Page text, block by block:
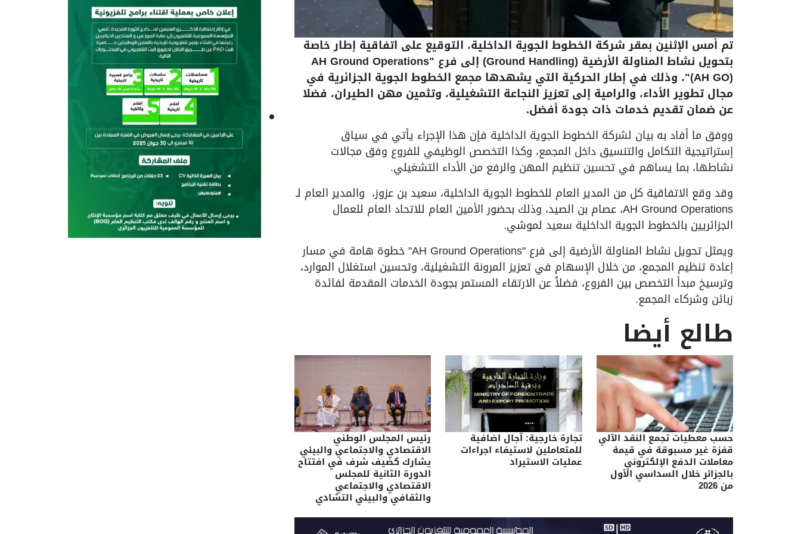
تم أمس الإثنين بمقر شركة الخطوط الجوية الداخلية، التوقيع على اتفاقية إطار خاصة
بتحويل نشاط المناولة الأرضية (Ground Handling) إلى فرع AH Ground Operations"
(AH GO)"، وذلك في إطار الحركية التي يشهدها مجمع الخطوط الجوية الجزائرية في
مجال تطوير الأداء، والرامية إلى تعزيز النجاعة التشغيلية، وتثمين مهن الطيران، فضلا
عن ضمان تقديم خدمات ذات جودة أفضل.
ووفق ما أفاد به بيان لشركة الخطوط الجوية الداخلية فإن هذا الإجراء يأتي في سياق
إستراتيجية التكامل والتنسيق داخل المجمع، وكذا التخصص الوظيفي للفروع وفق مجالات
نشاطها، بما يساهم في تحسين تنظيم المهن والرفع من الأداء التشغيلي.
وقد وقع الاتفاقية كل من المدير العام للخطوط الجوية الداخلية، سعيد بن عزوز، والمدير العام لـ
AH Ground Operations، عصام بن الصيد، وذلك بحضور الأمين العام للاتحاد العام للعمال
الجزائريين بالخطوط الجوية الداخلية سعيد لموشي.
ويمثل تحويل نشاط المناولة الأرضية إلى فرع "AH Ground Operations" خطوة هامة في مسار
إعادة تنظيم المجمع، من خلال الإسهام في تعزيز المرونة التشغيلية، وتحسين استغلال الموارد،
وترسيخ مبدأ التخصص بين الفروع، فضلاً عن الارتقاء المستمر بجودة الخدمات المقدمة لفائدة
زبائن وشركاء المجمع.
طالع أيضا
حسب معطيات تجمع النقد الآلي
قفزة غير مسبوقة في قيمة
معاملات الدفع الإلكتروني
بالجزائر خلال السداسي الأول
من 2026
تجارة خارجية: آجال اضافية
للمتعاملين لاستيفاء اجراءات
عمليات الاستيراد
رئيس المجلس الوطني
الاقتصادي والاجتماعي والبيئي
يشارك كضيف شرف في افتتاح
الدورة الثانية للمجلس
الاقتصادي والاجتماعي
والثقافي والبيئي التشادي